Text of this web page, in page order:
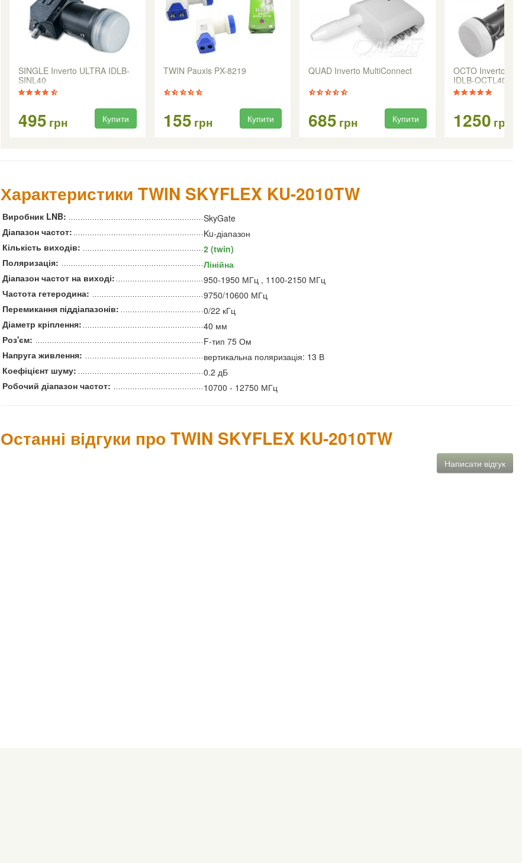
SINGLE Inverto ULTRA IDLB-
SINL40
495 грн Купити
TWIN Pauxis PX-8219
155 грн Купити
QUAD Inverto MultiConnect
685 грн Купити
OCTO Inverto
IDLB-OCTL40
1250 грн
Характеристики TWIN SKYFLEX KU-2010TW
Виробник LNB:
SkyGate
Діапазон частот:
Ku-діапазон
Кількість виходів:
2 (twin)
Поляризація:
Лінійна
Діапазон частот на виході:
950-1950 МГц , 1100-2150 МГц
Частота гетеродина:
9750/10600 МГц
Перемикання піддіапазонів:
0/22 кГц
Діаметр кріплення:
40 мм
Роз'єм:
F-тип 75 Ом
Напруга живлення:
вертикальна поляризація: 13 В
Коефіцієнт шуму:
0.2 дБ
Робочий діапазон частот:
10700 - 12750 МГц
Останні відгуки про TWIN SKYFLEX KU-2010TW
Написати відгук